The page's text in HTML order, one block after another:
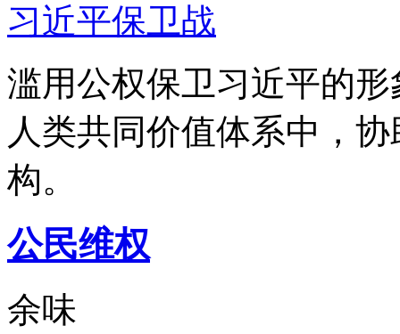
习近平保卫战
滥用公权保卫习近平的
人类共同价值体系中，
构。
公民维权
余味